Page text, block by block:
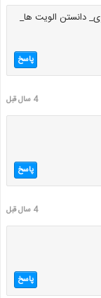
دانستن الویت ها_
پاسخ
4 سال قبل
پاسخ
4 سال قبل
پاسخ